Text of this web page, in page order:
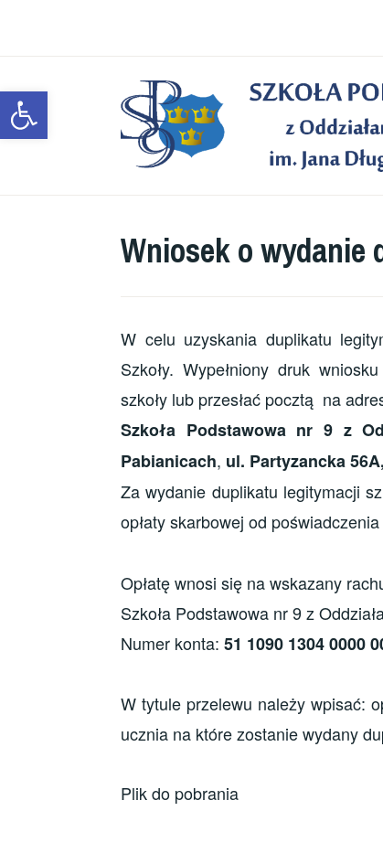
Open toolbar
Wniosek o
W celu uzyskania duplikatu
Szkoły. Wypełniony druk
szkoły lub przesłać pocztą na
Szkoła Podstawowa nr 9 z
Pabianicach, ul. Partyzancka
Za wydanie duplikatu legitymacji
opłaty skarbowej od
Opłatę wnosi się na wskazany
Szkoła Podstawowa nr 9 z
Numer konta: 51 1090 1304 0000
W tytule przelewu należy wpisać:
ucznia na które zostanie wydany
Plik do pobrania